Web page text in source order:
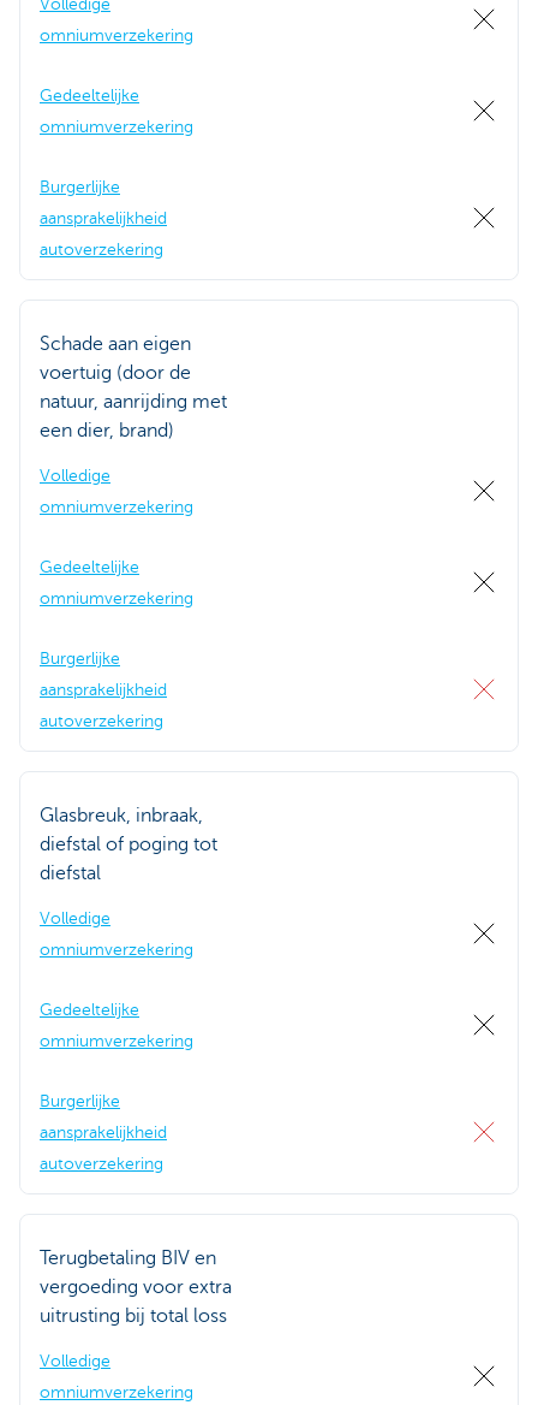
Volledige
omniumverzekering
Gedeeltelijke
omniumverzekering
Burgerlijke
aansprakelijkheid
autoverzekering
Schade aan eigen
voertuig (door de
natuur, aanrijding met
een dier, brand)
Volledige
omniumverzekering
Gedeeltelijke
omniumverzekering
Burgerlijke
aansprakelijkheid
autoverzekering
Glasbreuk, inbraak,
diefstal of poging tot
diefstal
Volledige
omniumverzekering
Gedeeltelijke
omniumverzekering
Burgerlijke
aansprakelijkheid
autoverzekering
Terugbetaling BIV en
vergoeding voor extra
uitrusting bij total loss
Volledige
omniumverzekering